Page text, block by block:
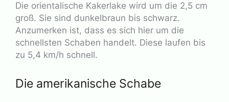
Die orientalische Kakerlake wird um die 2,5 cm
groß. Sie sind dunkelbraun bis schwarz.
Anzumerken ist, dass es sich hier um die
schnellsten Schaben handelt. Diese laufen bis
zu 5,4 km/h schnell.
Die amerikanische Schabe